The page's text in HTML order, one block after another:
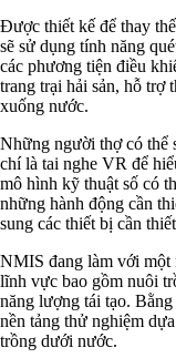
Được thiết kế để thay
sẽ sử dụng tính năng
các phương tiện điều
trang trại hải sản, hỗ trợ
xuống nước.
Những người thợ có thể
chí là tai nghe VR để
mô hình kỹ thuật số có
những hành động cần
sung các thiết bị cần
NMIS đang làm với một
lĩnh vực bao gồm nuôi
năng lượng tái tạo.
nền tảng thử nghiệm
trồng dưới nước.